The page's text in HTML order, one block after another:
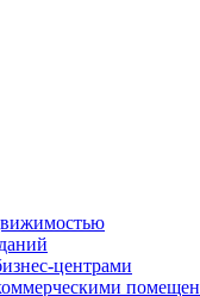
центрами